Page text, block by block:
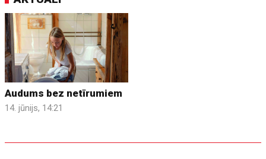
Audums bez netīrumiem
14. jūnijs, 14:21